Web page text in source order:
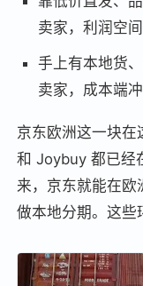
卖家，利润空
手上有本地货
卖家，成本端
京东欧洲这一块
和 Joybuy 都已经
来，京东就能在欧
做本地分期。这些